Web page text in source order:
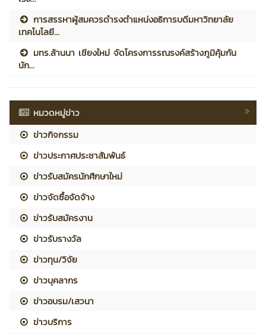
การสรรหาผู้สมควรดำรงตำแหน่งอธิการบดีมหาวิทยาลัย
เทคโนโลยี...
มทร.ล้านนา เชียงใหม่ จัดโครงการรณรงค์สร้างภูมิคุ้มกัน
นัก...
หมวดหมู่ข่าว
ข่าวกิจกรรม
ข่าวประกาศประชาสัมพันธ์
ข่าวรับสมัครนักศึกษาใหม่
ข่าวจัดซื้อจัดจ้าง
ข่าวรับสมัครงาน
ข่าวรับรางวัล
ข่าวทุน/วิจัย
ข่าวบุคลากร
ข่าวอบรม/เสวนา
ข่าวบริการ